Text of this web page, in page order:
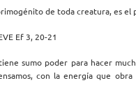
de toda creatura, es el
Ef 3, 20-21
sumo poder para hacer
con la energía que